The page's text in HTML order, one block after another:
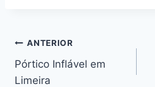
Navegação
de
ANTERIOR
Pórtico Inflável em
Limeira